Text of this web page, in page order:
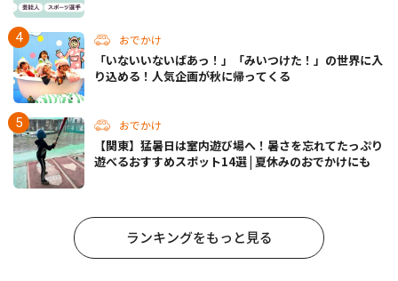
おでかけ
「いないいないばあっ！」「みいつけた！」の世界に入
り込める！人気企画が秋に帰ってくる
おでかけ
【関東】猛暑日は室内遊び場へ！暑さを忘れてたっぷり
遊べるおすすめスポット14選 | 夏休みのおでかけにも
ランキングをもっと見る